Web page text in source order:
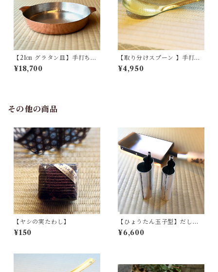
【21㎝ グラタン皿】手打ち銅
製
¥18,700
【取り分けスプーン 】手打ち
真鍮製
¥4,950
その他の商品
【ヤシの実たわし】
¥150
【ひょうたん玉子型】だし巻
きたまご型
¥6,600